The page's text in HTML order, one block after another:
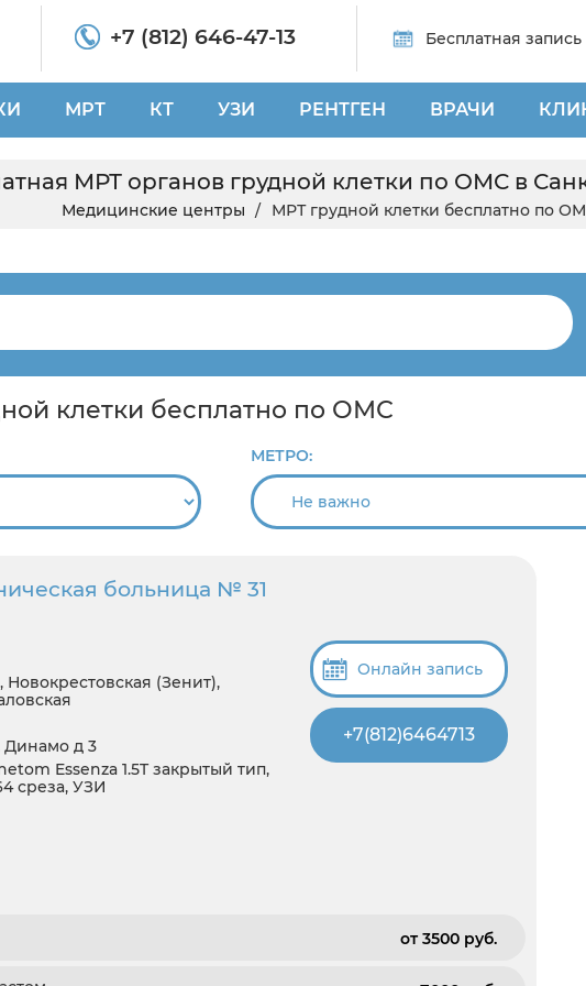
+7 (812) 646-47-13 Бесплатная запись
МРТ КТ УЗИ РЕНТГЕН ВРАЧИ
МРТ органов грудной клетки по ОМС в
Медицинские центры МРТ грудной клетки бесплатно по
клетки бесплатно по ОМС
МЕТРО:
больница № 31
Новокрестовская (Зенит),
Динамо д 3
Essenza 1.5T закрытый тип,
среза, УЗИ
Онлайн запись
+7(812)6464713
от 3500 pуб.